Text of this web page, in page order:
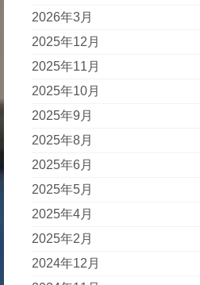
2026年3月
2025年12月
2025年11月
2025年10月
2025年9月
2025年8月
2025年6月
2025年5月
2025年4月
2025年2月
2024年12月